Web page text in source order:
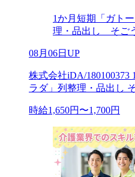
1か月短期「ガト
理・品出し そご
08月06日UP
株式会社iDA/
ラダ」列整理・品出し
時給1,650円〜1,700円